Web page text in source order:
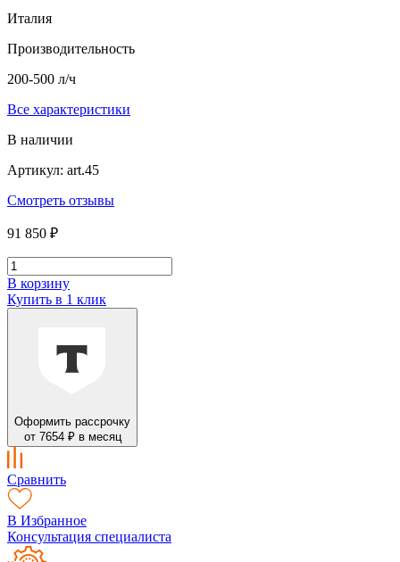
Италия
Производительность
200-500 л/ч
Все характеристики
В наличии
Артикул: art.45
Смотреть отзывы
91 850 ₽
В корзину
Купить в 1 клик
Оформить рассрочку
от 7654 ₽ в месяц
Сравнить
В Избранное
Консультация специалиста